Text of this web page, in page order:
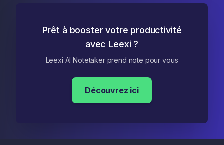
Prêt à booster votre productivité
avec Leexi ?
Leexi AI Notetaker prend note pour vous
Découvrez ici